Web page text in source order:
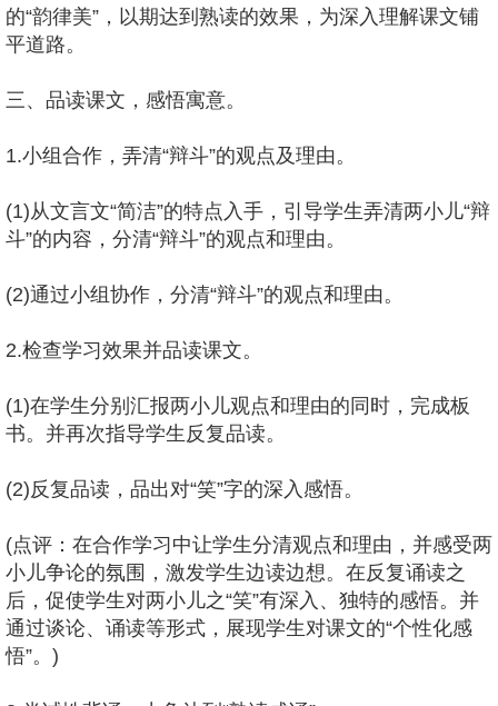
的“韵律美”，以期达到熟读的效果，为深入理解课文铺
平道路。
三、品读课文，感悟寓意。
1.小组合作，弄清“辩斗”的观点及理由。
(1)从文言文“简洁”的特点入手，引导学生弄清两小儿“辩
斗”的内容，分清“辩斗”的观点和理由。
(2)通过小组协作，分清“辩斗”的观点和理由。
2.检查学习效果并品读课文。
(1)在学生分别汇报两小儿观点和理由的同时，完成板
书。并再次指导学生反复品读。
(2)反复品读，品出对“笑”字的深入感悟。
(点评：在合作学习中让学生分清观点和理由，并感受两
小儿争论的氛围，激发学生边读边想。在反复诵读之
后，促使学生对两小儿之“笑”有深入、独特的感悟。并
通过谈论、诵读等形式，展现学生对课文的“个性化感
悟”。)